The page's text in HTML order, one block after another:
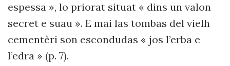
espessa », lo priorat situat « dins un valon
secret e suau ». E mai las tombas del vielh
cementèri son escondudas « jos l’erba e
l’edra » (p. 7).